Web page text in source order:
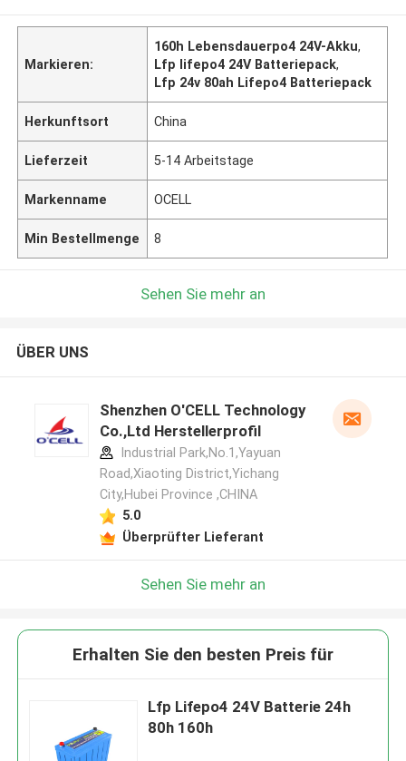
Markieren:
160h Lebensdauerpo4 24V-Akku,
Lfp lifepo4 24V Batteriepack,
Lfp 24v 80ah Lifepo4 Batteriepack
Herkunftsort China
Lieferzeit 5-14 Arbeitstage
Markenname OCELL
Min Bestellmenge 8
Sehen Sie mehr an
ÜBER UNS
Shenzhen O'CELL Technology
Co.,Ltd Herstellerprofil
Industrial Park,No.1,Yayuan
Road,Xiaoting District,Yichang
City,Hubei Province ,CHINA
5.0
Überprüfter Lieferant
Sehen Sie mehr an
Erhalten Sie den besten Preis für
Lfp Lifepo4 24V Batterie 24h
80h 160h